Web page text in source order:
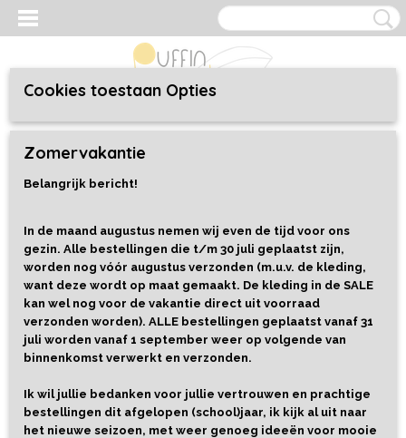
Cookies toestaan Opties
Zomervakantie
Belangrijk bericht!
In de maand augustus nemen wij even de tijd voor ons
gezin. Alle bestellingen die t/m 30 juli geplaatst zijn,
worden nog vóór augustus verzonden (m.u.v. de kleding,
want deze wordt op maat gemaakt. De kleding in de SALE
kan wel nog voor de vakantie direct uit voorraad
verzonden worden). ALLE bestellingen geplaatst vanaf 31
juli worden vanaf 1 september weer op volgende van
binnenkomst verwerkt en verzonden.
Ik wil jullie bedanken voor jullie vertrouwen en prachtige
bestellingen dit afgelopen (school)jaar, ik kijk al uit naar
het nieuwe seizoen, met weer genoeg ideeën voor mooie